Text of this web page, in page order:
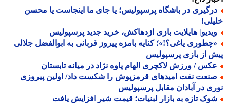
در باشگاه پرسپولیس؛ یا جای ما اینجاست یا محسن
هایلایت بازی اژدهاکش، خرید جدید پرسپولیس
یاغی؟!»؛ کنایه بامزه پیروز قربانی به ابوالفضل جلالی
از بازی پرسپولیس
/ ورزش لاکچری الهام پاوه نژاد در میانه تابستان
نفت امیدهای قرمزپوش را شکست داد/ اولین پیروزی
در آبادان مقابل پرسپولیس
تازه به بازار لبنیات؛ قیمت شیر افزایش یافت